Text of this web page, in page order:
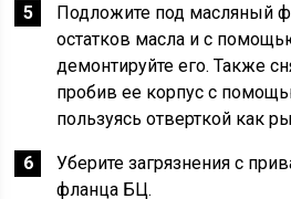
Подложите под масляный
остатков масла и с
демонтируйте его. Также
пробив ее корпус с
пользуясь отверткой как
Уберите загрязнения с
фланца БЦ.